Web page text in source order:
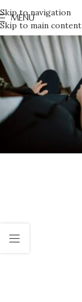
Skip to navigation
Skip to main content
MENU